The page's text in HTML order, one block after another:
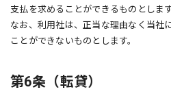
支払を求めることができるものとします
なお、利用社は、正当な理由なく当社
ことができないものとします。
第6条（転貸）